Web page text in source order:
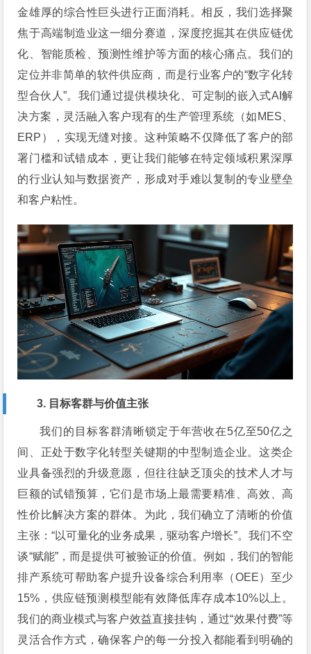
金雄厚的综合性巨头进行正面消耗。相反，我们选择聚
焦于高端制造业这一细分赛道，深度挖掘其在供应链优
化、智能质检、预测性维护等方面的核心痛点。我们的
定位并非简单的软件供应商，而是行业客户的“数字化转
型合伙人”。我们通过提供模块化、可定制的嵌入式AI解
决方案，灵活融入客户现有的生产管理系统（如MES、
ERP），实现无缝对接。这种策略不仅降低了客户的部
署门槛和试错成本，更让我们能够在特定领域积累深厚
的行业认知与数据资产，形成对手难以复制的专业壁垒
和客户粘性。
3. 目标客群与价值主张
我们的目标客群清晰锁定于年营收在5亿至50亿之
间、正处于数字化转型关键期的中型制造企业。这类企
业具备强烈的升级意愿，但往往缺乏顶尖的技术人才与
巨额的试错预算，它们是市场上最需要精准、高效、高
性价比解决方案的群体。为此，我们确立了清晰的价值
主张：“以可量化的业务成果，驱动客户增长”。我们不空
谈“赋能”，而是提供可被验证的价值。例如，我们的智能
排产系统可帮助客户提升设备综合利用率（OEE）至少
15%，供应链预测模型能有效降低库存成本10%以上。
我们的商业模式与客户效益直接挂钩，通过“效果付费”等
灵活合作方式，确保客户的每一分投入都能看到明确的